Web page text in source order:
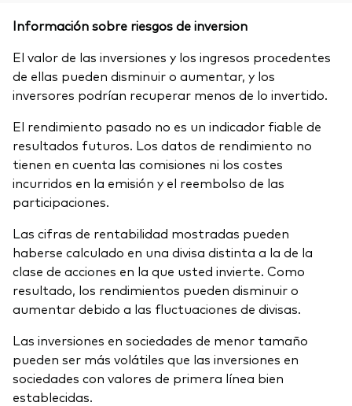
Información sobre riesgos de inversion
El valor de las inversiones y los ingresos procedentes
de ellas pueden disminuir o aumentar, y los
inversores podrían recuperar menos de lo invertido.
El rendimiento pasado no es un indicador fiable de
resultados futuros. Los datos de rendimiento no
tienen en cuenta las comisiones ni los costes
incurridos en la emisión y el reembolso de las
participaciones.
Las cifras de rentabilidad mostradas pueden
haberse calculado en una divisa distinta a la de la
clase de acciones en la que usted invierte. Como
resultado, los rendimientos pueden disminuir o
aumentar debido a las fluctuaciones de divisas.
Las inversiones en sociedades de menor tamaño
pueden ser más volátiles que las inversiones en
sociedades con valores de primera línea bien
establecidas.